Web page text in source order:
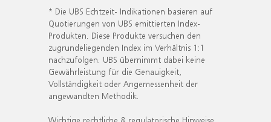
* Die UBS Echtzeit- Indikationen basieren auf
Quotierungen von UBS emittierten Index-
Produkten. Diese Produkte versuchen den
zugrundeliegenden Index im Verhältnis 1:1
nachzufolgen. UBS übernimmt dabei keine
Gewährleistung für die Genauigkeit,
Vollständigkeit oder Angemessenheit der
angewandten Methodik.